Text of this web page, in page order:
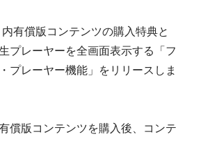
有償版コンテンツの購入特典と
プレーヤーを全画面表示する「フ
プレーヤー機能」をリリースしま
償版コンテンツを購入後、コンテ